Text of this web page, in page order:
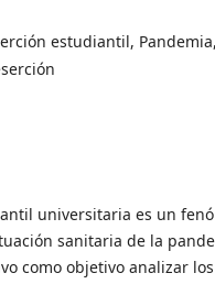
estudiantil,
universitaria es un
sanitaria de la
como objetivo analizar